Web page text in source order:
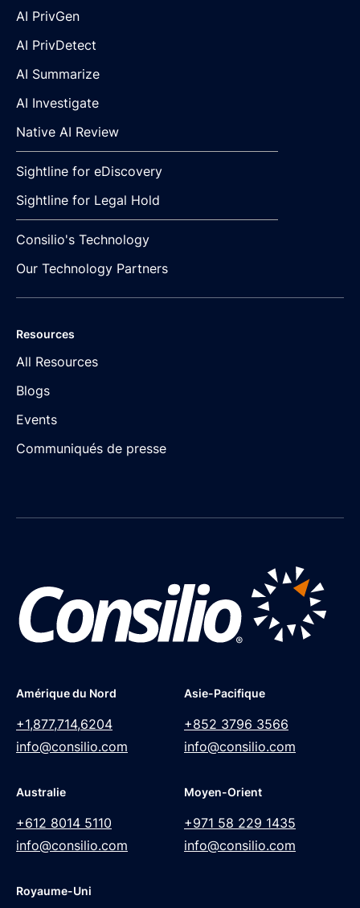
AI PrivGen
AI PrivDetect
AI Summarize
AI Investigate
Native AI Review
Sightline for eDiscovery
Sightline for Legal Hold
Consilio's Technology
Our Technology Partners
Resources
All Resources
Blogs
Events
Communiqués de presse
Amérique du Nord
+1,877,714,6204
info@consilio.com
Asie-Pacifique
+852 3796 3566
info@consilio.com
Australie
+612 8014 5110
info@consilio.com
Moyen-Orient
+971 58 229 1435
info@consilio.com
Royaume-Uni